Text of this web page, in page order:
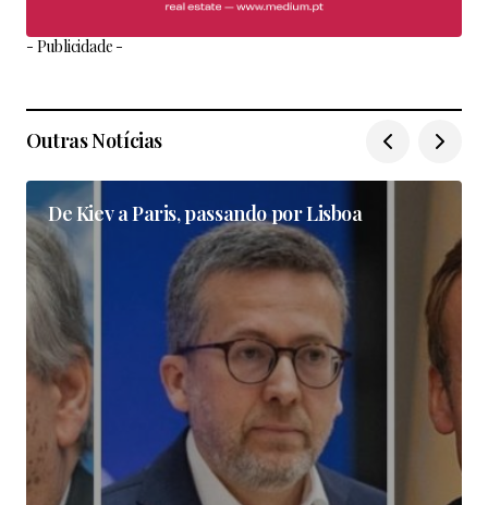
- Publicidade -
Outras Notícias
De Kiev a Paris, passando por Lisboa